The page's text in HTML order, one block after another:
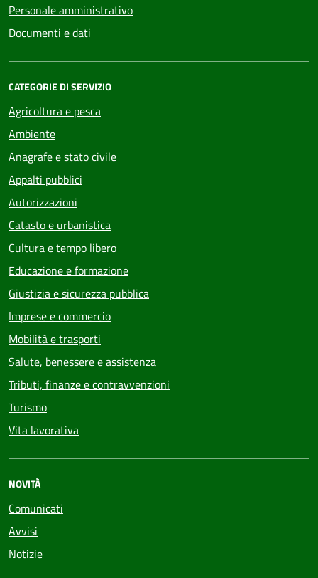
Personale amministrativo
Documenti e dati
CATEGORIE DI SERVIZIO
Agricoltura e pesca
Ambiente
Anagrafe e stato civile
Appalti pubblici
Autorizzazioni
Catasto e urbanistica
Cultura e tempo libero
Educazione e formazione
Giustizia e sicurezza pubblica
Imprese e commercio
Mobilità e trasporti
Salute, benessere e assistenza
Tributi, finanze e contravvenzioni
Turismo
Vita lavorativa
NOVITÀ
Comunicati
Avvisi
Notizie